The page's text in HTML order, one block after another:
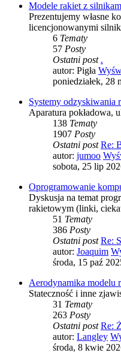
Modele rakiet z
Prezentujemy własne
licencjonowanymi
6 Tematy
57 Posty
Ostatni post .
autor: Pigła
poniedziałek, 28
Systemy odzyskiwania
Aparatura pokładowa,
138 Tematy
1907 Posty
Ostatni post Re:
autor: jumoo
sobota, 25 lip
Oprogramowanie
Dyskusja na temat
rakietowym (linki,
51 Tematy
386 Posty
Ostatni post Re:
autor: Joaquim
środa, 15 paź
Aerodynamika modelu
Stateczność i inne
31 Tematy
263 Posty
Ostatni post Re:
autor: Langley
środa, 8 kwie